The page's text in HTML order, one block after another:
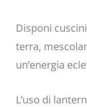
Disponi
terra,
un’energia
L’uso di